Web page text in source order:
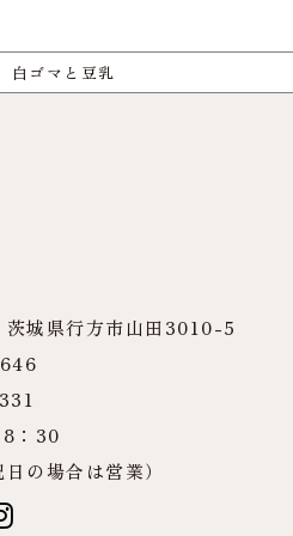
白ゴマと豆乳
城県行方市山田3010-5
：30
の場合は営業）